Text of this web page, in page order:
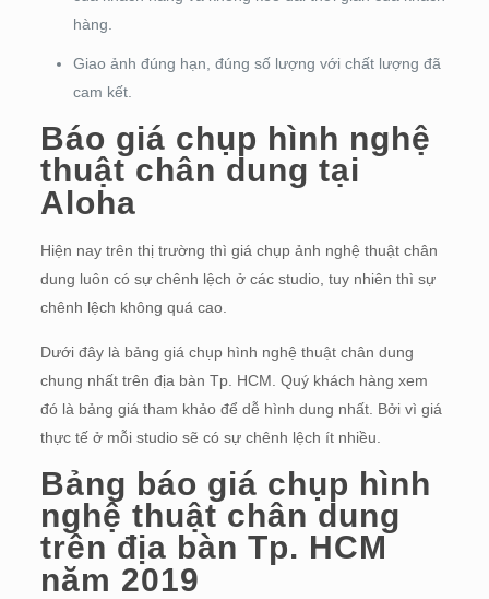
hàng.
Giao ảnh đúng hạn, đúng số lượng với chất lượng đã
cam kết.
Báo giá chụp hình nghệ
thuật chân dung tại
Aloha
Hiện nay trên thị trường thì giá chụp ảnh nghệ thuật chân
dung luôn có sự chênh lệch ở các studio, tuy nhiên thì sự
chênh lệch không quá cao.
Dưới đây là bảng giá chụp hình nghệ thuật chân dung
chung nhất trên địa bàn Tp. HCM. Quý khách hàng xem
đó là bảng giá tham khảo để dễ hình dung nhất. Bởi vì giá
thực tế ở mỗi studio sẽ có sự chênh lệch ít nhiều.
Bảng báo giá chụp hình
nghệ thuật chân dung
trên địa bàn Tp. HCM
năm 2019